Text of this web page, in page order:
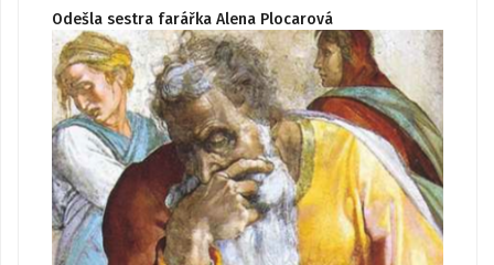
Odešla sestra farářka Alena Plocarová